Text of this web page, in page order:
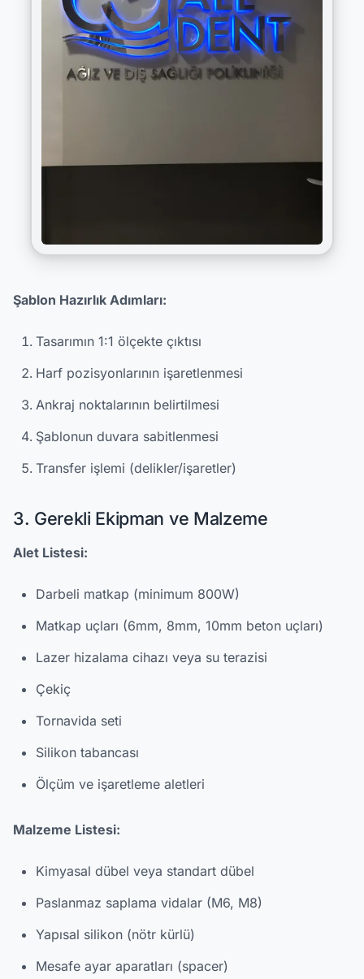
Şablon Hazırlık Adımları:
Tasarımın 1:1 ölçekte çıktısı
Harf pozisyonlarının işaretlenmesi
Ankraj noktalarının belirtilmesi
Şablonun duvara sabitlenmesi
Transfer işlemi (delikler/işaretler)
3. Gerekli Ekipman ve Malzeme
Alet Listesi:
Darbeli matkap (minimum 800W)
Matkap uçları (6mm, 8mm, 10mm beton uçları)
Lazer hizalama cihazı veya su terazisi
Çekiç
Tornavida seti
Silikon tabancası
Ölçüm ve işaretleme aletleri
Malzeme Listesi:
Kimyasal dübel veya standart dübel
Paslanmaz saplama vidalar (M6, M8)
Yapısal silikon (nötr kürlü)
Mesafe ayar aparatları (spacer)